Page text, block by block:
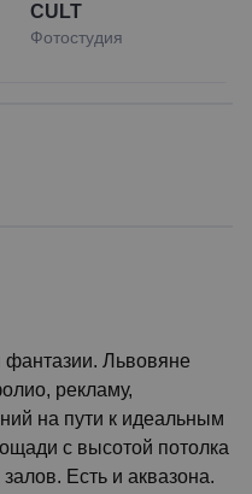
CULT
Фотостудия
фантазии. Львовяне
рекламу,
на пути к идеальным
с высотой потолка
Есть и аквазона.